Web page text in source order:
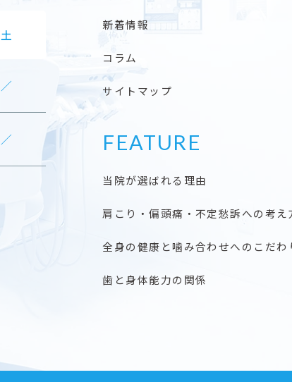
土
／
／
新着情報
コラム
サイトマップ
FEATURE
当院が選ばれる理由
肩こり・偏頭痛・不定愁訴への考え
全身の健康と噛み合わせへのこだわ
歯と身体能力の関係